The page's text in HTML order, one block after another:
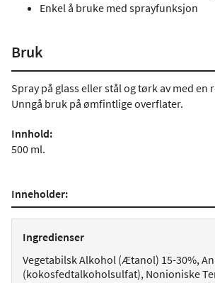
Enkel å bruke med sprayfunksjon
Bruk
Spray på glass eller stål og tørk av med en
Unngå bruk på ømfintlige overflater.
Innhold:
500 ml.
Inneholder:
Ingredienser
Vegetabilsk Alkohol (Ætanol) 15-30%,
(kokosfedtalkoholsulfat), Nonioniske